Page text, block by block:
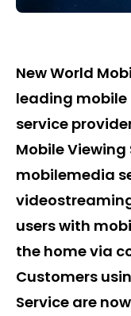
New World
leading
service
Mobile
mobilemedia
users with
the home via
Customers
Service are